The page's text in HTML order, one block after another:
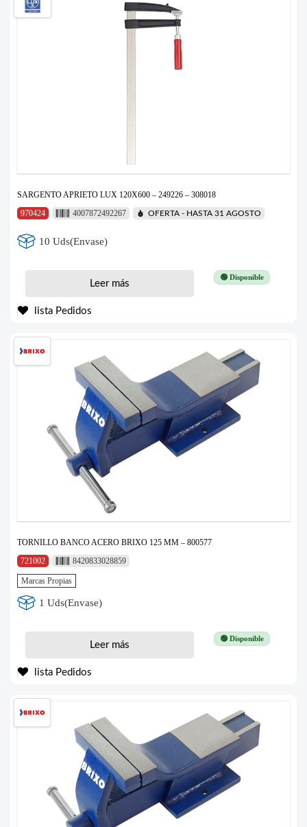
SARGENTO APRIETO LUX 120X600 – 249226 – 308018
970424
4007872492267 OFERTA - HASTA 31 AGOSTO
10 Uds(Envase)
🟢 Disponible
Leer más
lista Pedidos
TORNILLO BANCO ACERO BRIXO 125 MM – 800577
721002
8420833028859
Marcas Propias
1 Uds(Envase)
🟢 Disponible
Leer más
lista Pedidos